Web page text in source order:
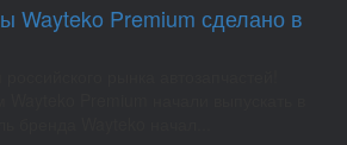
Wayteko Premium сделано в